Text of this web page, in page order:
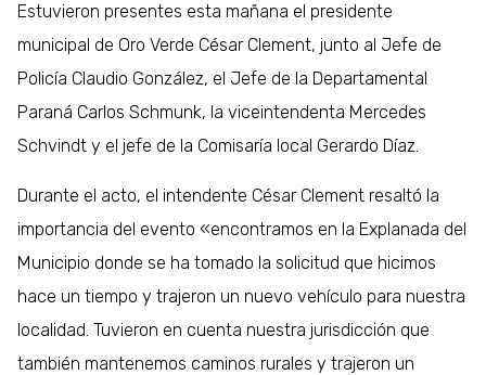
Estuvieron presentes esta mañana el presidente
municipal de Oro Verde César Clement, junto al Jefe de
Policía Claudio González, el Jefe de la Departamental
Paraná Carlos Schmunk, la viceintendenta Mercedes
Schvindt y el jefe de la Comisaría local Gerardo Díaz.
Durante el acto, el intendente César Clement resaltó la
importancia del evento «encontramos en la Explanada del
Municipio donde se ha tomado la solicitud que hicimos
hace un tiempo y trajeron un nuevo vehículo para nuestra
localidad. Tuvieron en cuenta nuestra jurisdicción que
también mantenemos caminos rurales y trajeron un